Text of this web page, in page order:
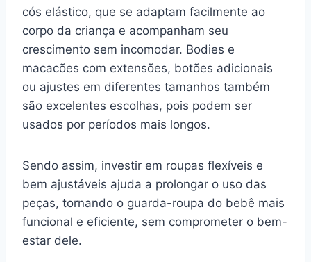
cós elástico, que se adaptam facilmente ao
corpo da criança e acompanham seu
crescimento sem incomodar. Bodies e
macacões com extensões, botões adicionais
ou ajustes em diferentes tamanhos também
são excelentes escolhas, pois podem ser
usados por períodos mais longos.
Sendo assim, investir em roupas flexíveis e
bem ajustáveis ajuda a prolongar o uso das
peças, tornando o guarda-roupa do bebê mais
funcional e eficiente, sem comprometer o bem-
estar dele.